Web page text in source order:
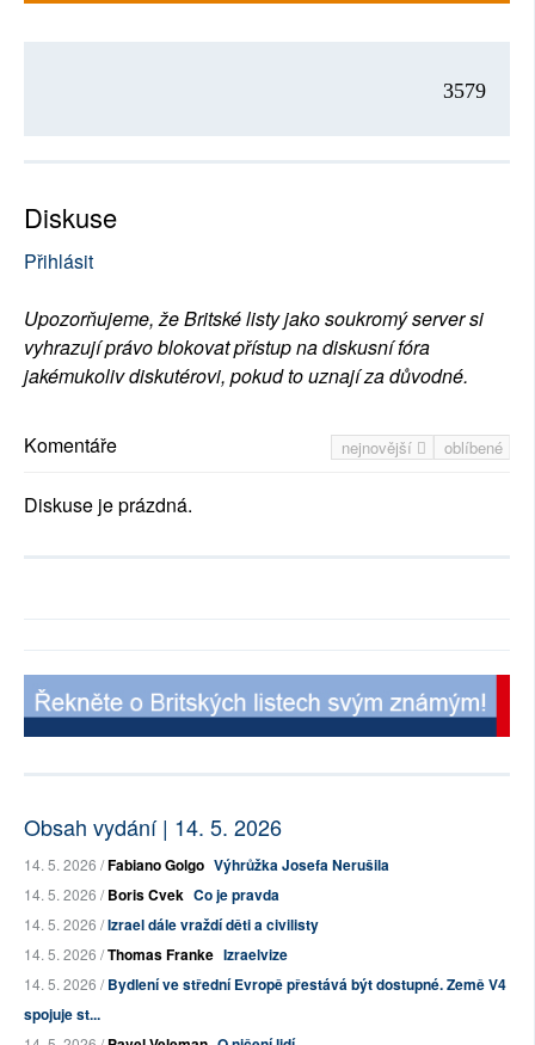
3579
Diskuse
Přihlásit
Upozorňujeme, že Britské listy jako soukromý server si
vyhrazují právo blokovat přístup na diskusní fóra
jakémukoliv diskutérovi, pokud to uznají za důvodné.
nejnovější oblíbené
Komentáře
Diskuse je prázdná.
Obsah vydání | 14. 5. 2026
14. 5. 2026 /Fabiano Golgo Výhrůžka Josefa Nerušila
14. 5. 2026 /Boris Cvek Co je pravda
14. 5. 2026 /Izrael dále vraždí děti a civilisty
14. 5. 2026 /Thomas Franke Izraelvize
14. 5. 2026 /Bydlení ve střední Evropě přestává být dostupné. Země V4
spojuje st...